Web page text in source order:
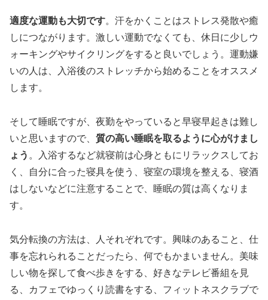
適度な運動も大切です。汗をかくことはストレス発散や癒
しにつながります。激しい運動でなくても、休日に少しウ
ォーキングやサイクリングをすると良いでしょう。運動嫌
いの人は、入浴後のストレッチから始めることをオススメ
します。
そして睡眠ですが、夜勤をやっていると早寝早起きは難し
いと思いますので、 質の高い睡眠を取るように心がけまし
ょう 。入浴するなど就寝前は心身ともにリラックスしてお
く、自分に合った寝具を使う、寝室の環境を整える、寝酒
はしないなどに注意することで、睡眠の質は高くなりま
す。
気分転換の方法は、人それぞれです。興味のあること、仕
事を忘れられることだったら、何でもかまいません。美味
しい物を探して食べ歩きをする、好きなテレビ番組を見
る、カフェでゆっくり読書をする、フィットネスクラブで